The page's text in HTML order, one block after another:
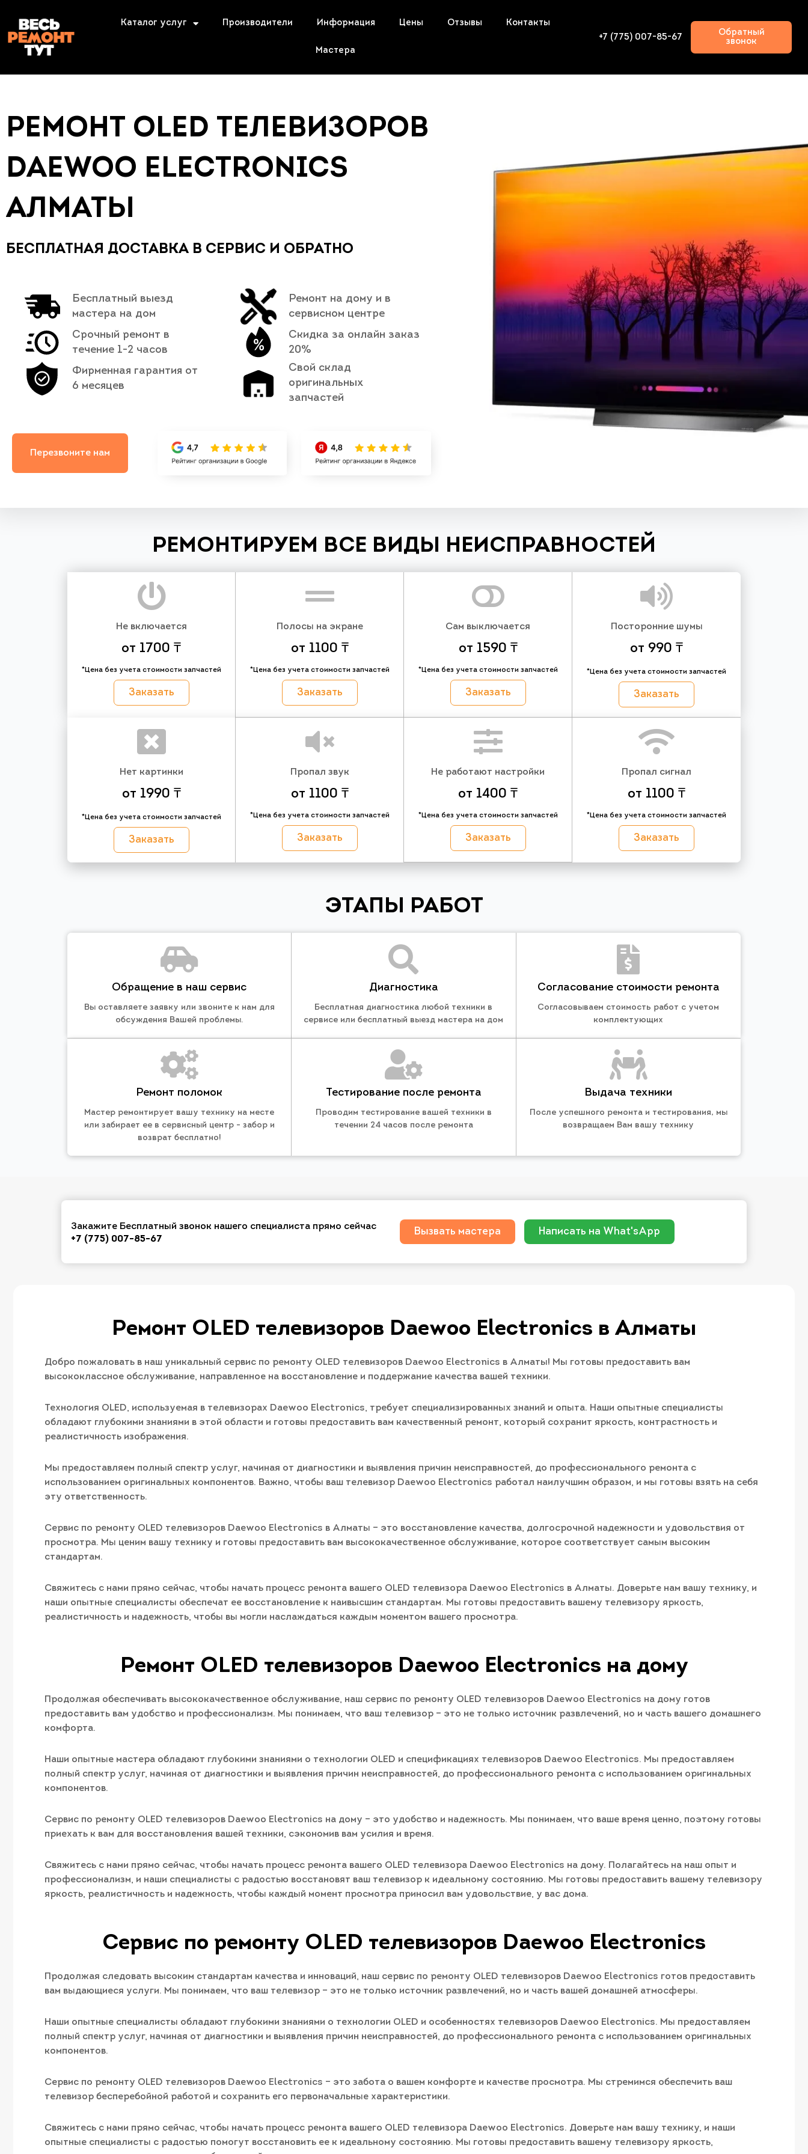
Каталог услуг Производители Информация Цены Отзывы Контакты
Мастера
+7 (775) 007-85-67
Обратный
звонок
РЕМОНТ OLED ТЕЛЕВИЗОРОВ
DAEWOO ELECTRONICS
АЛМАТЫ
БЕСПЛАТНАЯ ДОСТАВКА В СЕРВИС И ОБРАТНО
Бесплатный выезд
мастера на дом
Срочный ремонт в
течение 1-2 часов
Фирменная гарантия от
6 месяцев
Ремонт на дому и в
сервисном центре
Скидка за онлайн заказ
20%
Свой склад
оригинальных
запчастей
Перезвоните нам
РЕМОНТИРУЕМ ВСЕ ВИДЫ НЕИСПРАВНОСТЕЙ
Не включается
от 1700 ₸
*Цена без учета стоимости запчастей
Заказать
Полосы на экране
от 1100 ₸
*Цена без учета стоимости запчастей
Заказать
Сам выключается
от 1590 ₸
*Цена без учета стоимости запчастей
Заказать
Посторонние шумы
от 990 ₸
*Цена без учета стоимости запчастей
Заказать
Нет картинки
от 1990 ₸
*Цена без учета стоимости запчастей
Заказать
Пропал звук
от 1100 ₸
*Цена без учета стоимости запчастей
Заказать
Не работают настройки
от 1400 ₸
*Цена без учета стоимости запчастей
Заказать
Пропал сигнал
от 1100 ₸
*Цена без учета стоимости запчастей
Заказать
ЭТАПЫ РАБОТ
Обращение в наш сервис
Вы оставляете заявку или звоните к нам для
обсуждения Вашей проблемы.
Диагностика
Бесплатная диагностика любой техники в
сервисе или бесплатный выезд мастера на дом
Согласование стоимости ремонта
Согласовываем стоимость работ с учетом
комплектующих
Ремонт поломок
Мастер ремонтирует вашу технику на месте
или забирает ее в сервисный центр - забор и
возврат бесплатно!
Тестирование после ремонта
Проводим тестирование вашей техники в
течении 24 часов после ремонта
Выдача техники
После успешного ремонта и тестирования, мы
возвращаем Вам вашу технику
Закажите Бесплатный звонок нашего специалиста прямо сейчас
+7 (775) 007-85-67
Вызвать мастера Написать на What'sApp
Ремонт OLED телевизоров Daewoo Electronics в Алматы
Добро пожаловать в наш уникальный сервис по ремонту OLED телевизоров Daewoo Electronics в Алматы! Мы готовы предоставить вам
высококлассное обслуживание, направленное на восстановление и поддержание качества вашей техники.
Технология OLED, используемая в телевизорах Daewoo Electronics, требует специализированных знаний и опыта. Наши опытные специалисты
обладают глубокими знаниями в этой области и готовы предоставить вам качественный ремонт, который сохранит яркость, контрастность и
реалистичность изображения.
Мы предоставляем полный спектр услуг, начиная от диагностики и выявления причин неисправностей, до профессионального ремонта с
использованием оригинальных компонентов. Важно, чтобы ваш телевизор Daewoo Electronics работал наилучшим образом, и мы готовы взять на себя
эту ответственность.
Сервис по ремонту OLED телевизоров Daewoo Electronics в Алматы – это восстановление качества, долгосрочной надежности и удовольствия от
просмотра. Мы ценим вашу технику и готовы предоставить вам высококачественное обслуживание, которое соответствует самым высоким
стандартам.
Свяжитесь с нами прямо сейчас, чтобы начать процесс ремонта вашего OLED телевизора Daewoo Electronics в Алматы. Доверьте нам вашу технику, и
наши опытные специалисты обеспечат ее восстановление к наивысшим стандартам. Мы готовы предоставить вашему телевизору яркость,
реалистичность и надежность, чтобы вы могли наслаждаться каждым моментом вашего просмотра.
Ремонт OLED телевизоров Daewoo Electronics на дому
Продолжая обеспечивать высококачественное обслуживание, наш сервис по ремонту OLED телевизоров Daewoo Electronics на дому готов
предоставить вам удобство и профессионализм. Мы понимаем, что ваш телевизор – это не только источник развлечений, но и часть вашего домашнего
комфорта.
Наши опытные мастера обладают глубокими знаниями о технологии OLED и спецификациях телевизоров Daewoo Electronics. Мы предоставляем
полный спектр услуг, начиная от диагностики и выявления причин неисправностей, до профессионального ремонта с использованием оригинальных
компонентов.
Сервис по ремонту OLED телевизоров Daewoo Electronics на дому – это удобство и надежность. Мы понимаем, что ваше время ценно, поэтому готовы
приехать к вам для восстановления вашей техники, сэкономив вам усилия и время.
Свяжитесь с нами прямо сейчас, чтобы начать процесс ремонта вашего OLED телевизора Daewoo Electronics на дому. Полагайтесь на наш опыт и
профессионализм, и наши специалисты с радостью восстановят ваш телевизор к идеальному состоянию. Мы готовы предоставить вашему телевизору
яркость, реалистичность и надежность, чтобы каждый момент просмотра приносил вам удовольствие, у вас дома.
Сервис по ремонту OLED телевизоров Daewoo Electronics
Продолжая следовать высоким стандартам качества и инноваций, наш сервис по ремонту OLED телевизоров Daewoo Electronics готов предоставить
вам выдающиеся услуги. Мы понимаем, что ваш телевизор – это не только источник развлечений, но и часть вашей домашней атмосферы.
Наши опытные специалисты обладают глубокими знаниями о технологии OLED и особенностях телевизоров Daewoo Electronics. Мы предоставляем
полный спектр услуг, начиная от диагностики и выявления причин неисправностей, до профессионального ремонта с использованием оригинальных
компонентов.
Сервис по ремонту OLED телевизоров Daewoo Electronics – это забота о вашем комфорте и качестве просмотра. Мы стремимся обеспечить ваш
телевизор бесперебойной работой и сохранить его первоначальные характеристики.
Свяжитесь с нами прямо сейчас, чтобы начать процесс ремонта вашего OLED телевизора Daewoo Electronics. Доверьте нам вашу технику, и наши
опытные специалисты с радостью помогут восстановить ее к идеальному состоянию. Мы готовы предоставить вашему телевизору яркость,